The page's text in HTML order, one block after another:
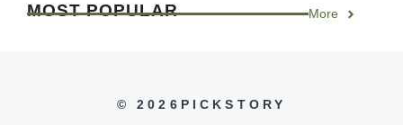
MOSTPOPULAR More
© 2026PICKSTORY